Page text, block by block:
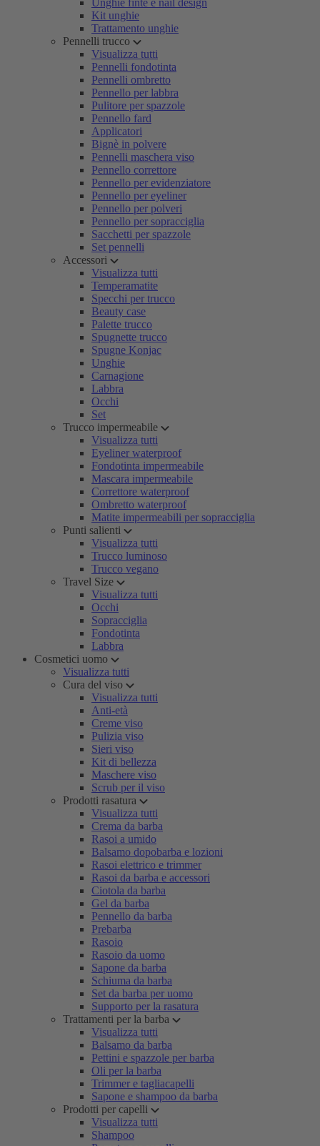
Unghie finte e nail design
Kit unghie
Trattamento unghie
Pennelli trucco
Visualizza tutti
Pennelli fondotinta
Pennelli ombretto
Pennello per labbra
Pulitore per spazzole
Pennello fard
Applicatori
Bignè in polvere
Pennelli maschera viso
Pennello correttore
Pennello per evidenziatore
Pennello per eyeliner
Pennello per polveri
Pennello per sopracciglia
Sacchetti per spazzole
Set pennelli
Accessori
Visualizza tutti
Temperamatite
Specchi per trucco
Beauty case
Palette trucco
Spugnette trucco
Spugne Konjac
Unghie
Carnagione
Labbra
Occhi
Set
Trucco impermeabile
Visualizza tutti
Eyeliner waterproof
Fondotinta impermeabile
Mascara impermeabile
Correttore waterproof
Ombretto waterproof
Matite impermeabili per sopracciglia
Punti salienti
Visualizza tutti
Trucco luminoso
Trucco vegano
Travel Size
Visualizza tutti
Occhi
Sopracciglia
Fondotinta
Labbra
Cosmetici uomo
Visualizza tutti
Cura del viso
Visualizza tutti
Anti-età
Creme viso
Pulizia viso
Sieri viso
Kit di bellezza
Maschere viso
Scrub per il viso
Prodotti rasatura
Visualizza tutti
Crema da barba
Rasoi a umido
Balsamo dopobarba e lozioni
Rasoi elettrico e trimmer
Rasoi da barba e accessori
Ciotola da barba
Gel da barba
Pennello da barba
Prebarba
Rasoio
Rasoio da uomo
Sapone da barba
Schiuma da barba
Set da barba per uomo
Supporto per la rasatura
Trattamenti per la barba
Visualizza tutti
Balsamo da barba
Pettini e spazzole per barba
Oli per la barba
Trimmer e tagliacapelli
Sapone e shampoo da barba
Prodotti per capelli
Visualizza tutti
Shampoo